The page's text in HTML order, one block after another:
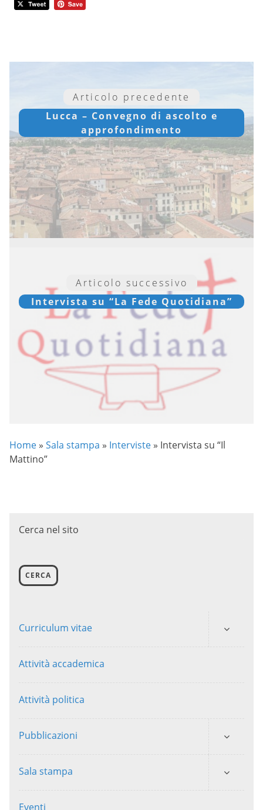
Articolo precedente
Lucca – Convegno di ascolto e
approfondimento
Articolo successivo
Intervista su “La Fede Quotidiana”
Home » Sala stampa » Interviste » Intervista su “Il
Mattino”
Cerca nel sito
CERCA
Curriculum vitae
Attività accademica
Attività politica
Pubblicazioni
Sala stampa
Eventi